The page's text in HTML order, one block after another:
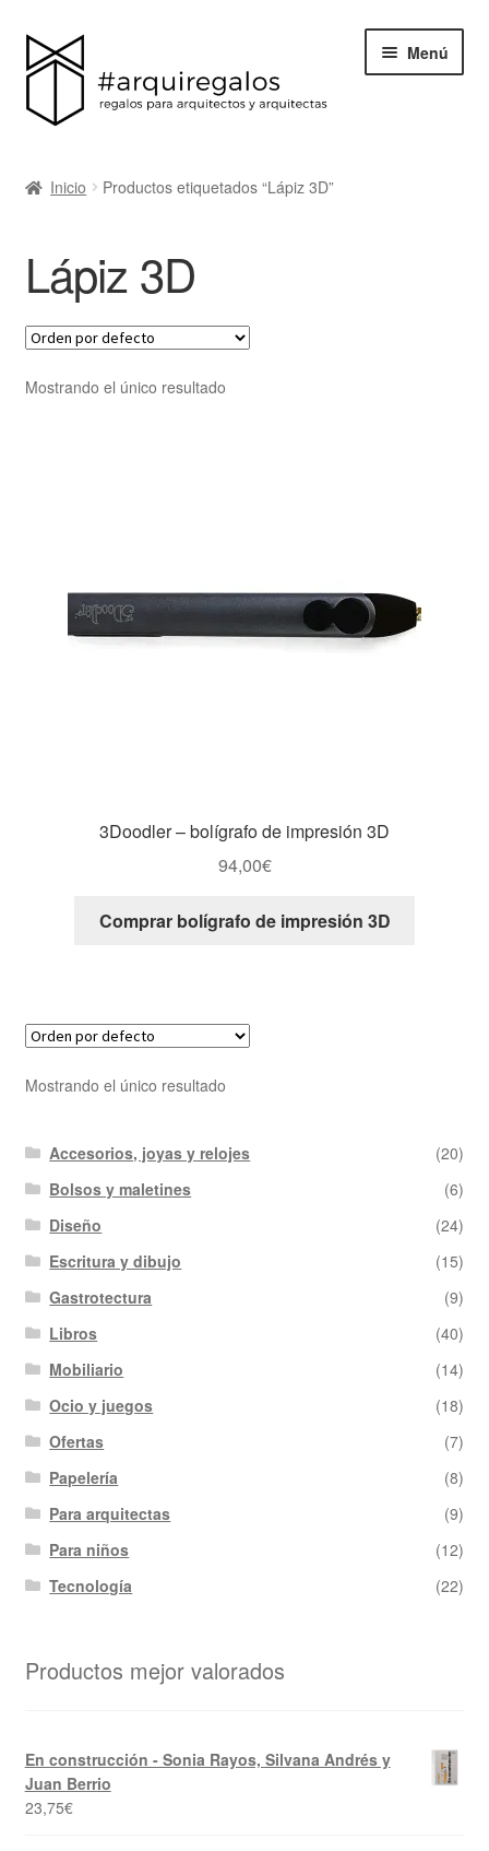
Menú
BLACK FRIDAY
Blog
Acerca de ArquiRegalos
Inicio Productos etiquetados “Lápiz 3D”
Lápiz 3D
Mostrando el único resultado
3Doodler – bolígrafo de impresión 3D
94,00€
Comprar bolígrafo de impresión 3D
Mostrando el único resultado
Accesorios, joyas y relojes
(20)
Bolsos y maletines
(6)
Diseño
(24)
Escritura y dibujo
(15)
Gastrotectura
(9)
Libros
(40)
Mobiliario
(14)
Ocio y juegos
(18)
Ofertas
(7)
Papelería
(8)
Para arquitectas
(9)
Para niños
(12)
Tecnología
(22)
Productos mejor valorados
En construcción - Sonia Rayos, Silvana Andrés y
Juan Berrio
23,75€